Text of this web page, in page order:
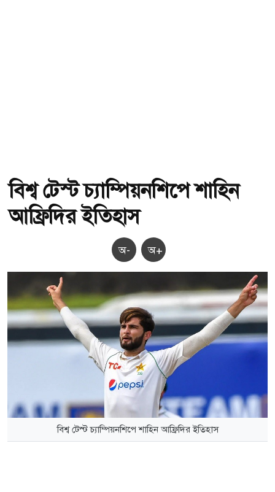
বিশ্ব টেস্ট চ্যাম্পিয়নশিপে শাহিন
আফ্রিদির ইতিহাস
অ- অ+
বিশ্ব টেস্ট চ্যাম্পিয়নশিপে শাহিন আফ্রিদির ইতিহাস